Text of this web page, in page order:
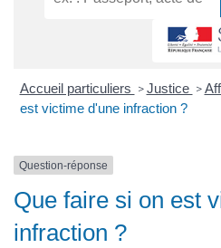
Accueil particuliers > Justice >
est victime d'une infraction ?
Question-réponse
Que faire si on est
infraction ?